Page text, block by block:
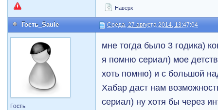
Наверх
Гость_Saule Среда, 27 августа 2014, 13:47:04
Гость
мне тогда было 3 годика)
я помню сериал) мое
хоть помню) и с большой
Хабар даст нам
сериал) ну хотя бы через